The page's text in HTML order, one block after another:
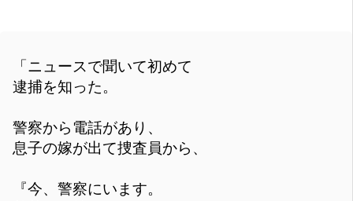
「ニュースで聞いて初めて
逮捕を知った。
警察から電話があり、
息子の嫁が出て捜査員から、
『今、警察にいます。